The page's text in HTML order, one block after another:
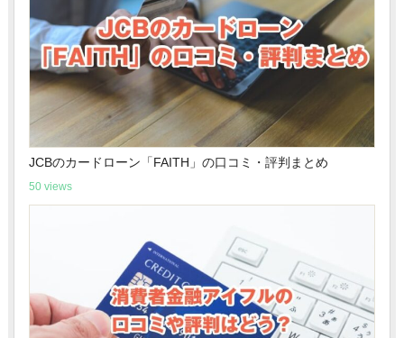
JCBのカードローン「FAITH」の口コミ・評判まとめ
50 views